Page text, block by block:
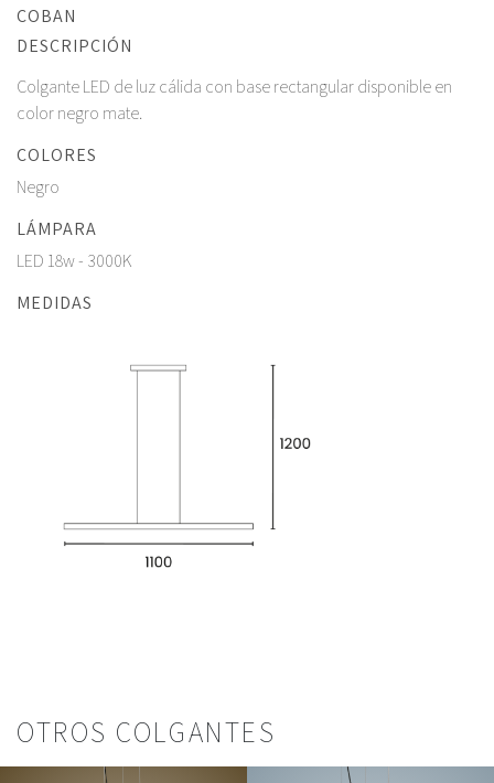
COBAN
DESCRIPCIÓN
Colgante LED de luz cálida con base rectangular disponible en
color negro mate.
COLORES
Negro
LÁMPARA
LED 18w - 3000K
MEDIDAS
OTROS COLGANTES